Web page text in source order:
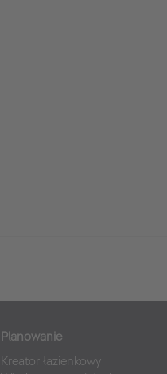
Planowanie
Kreator łazienkowy